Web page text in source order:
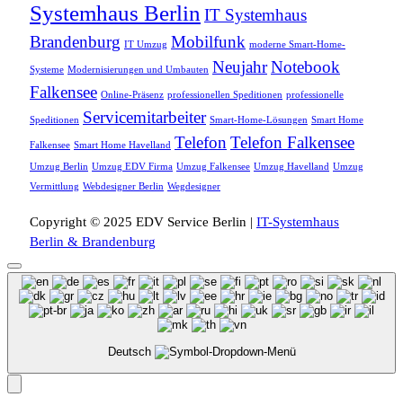
Systemhaus Berlin IT Systemhaus
Brandenburg IT Umzug Mobilfunk moderne Smart-Home-
Systeme Modernisierungen und Umbauten NeujahrNotebook
Falkensee Online-Präsenz professionellen Speditionen professionelle
Speditionen Servicemitarbeiter Smart-Home-Lösungen Smart Home
Falkensee Smart Home Havelland Telefon Telefon Falkensee
Umzug Berlin Umzug EDV Firma Umzug Falkensee Umzug Havelland Umzug
Vermittlung Webdesigner Berlin Wegdesigner
Copyright © 2025 EDV Service Berlin | IT-Systemhaus
Berlin & Brandenburg
Deutsch